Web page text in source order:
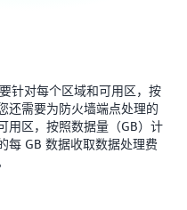
针对每个区域和可用区，按
还需要为防火墙端点处理的
用区，按照数据量（GB）计
每 GB 数据收取数据处理费